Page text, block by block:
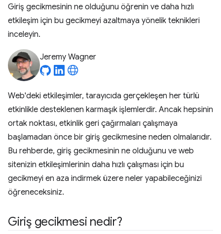
Giriş gecikmesinin ne olduğunu öğrenin ve daha hızlı
etkileşim için bu gecikmeyi azaltmaya yönelik teknikleri
inceleyin.
Jeremy Wagner
Web'deki etkileşimler, tarayıcıda gerçekleşen her türlü
etkinlikle desteklenen karmaşık işlemlerdir. Ancak hepsinin
ortak noktası, etkinlik geri çağırmaları çalışmaya
başlamadan önce bir giriş gecikmesine neden olmalarıdır.
Bu rehberde, giriş gecikmesinin ne olduğunu ve web
sitenizin etkileşimlerinin daha hızlı çalışması için bu
gecikmeyi en aza indirmek üzere neler yapabileceğinizi
öğreneceksiniz.
Giriş gecikmesi nedir?